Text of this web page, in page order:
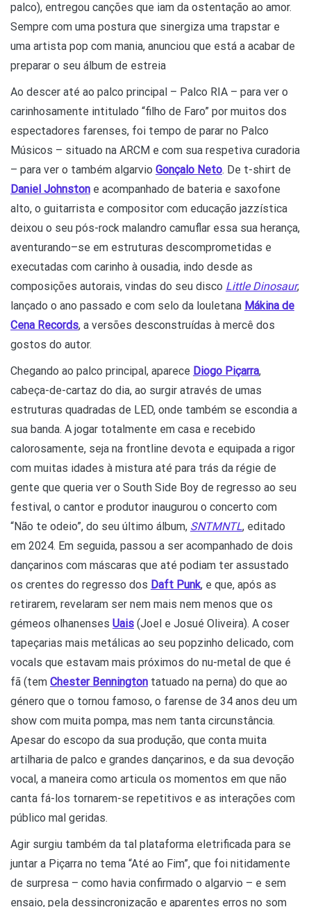
palco), entregou canções que iam da ostentação ao amor.
Sempre com uma postura que sinergiza uma trapstar e
uma artista pop com mania, anunciou que está a acabar de
preparar o seu álbum de estreia
Ao descer até ao palco principal – Palco RIA – para ver o
carinhosamente intitulado “filho de Faro” por muitos dos
espectadores farenses, foi tempo de parar no Palco
Músicos – situado na ARCM e com sua respetiva curadoria
– para ver o também algarvio Gonçalo Neto. De t-shirt de
Daniel Johnston e acompanhado de bateria e saxofone
alto, o guitarrista e compositor com educação jazzística
deixou o seu pós-rock malandro camuflar essa sua herança,
aventurando–se em estruturas descomprometidas e
executadas com carinho à ousadia, indo desde as
composições autorais, vindas do seu disco Little Dinosaur,
lançado o ano passado e com selo da louletana Mákina de
Cena Records, a versões desconstruídas à mercê dos
gostos do autor.
Chegando ao palco principal, aparece Diogo Piçarra,
cabeça-de-cartaz do dia, ao surgir através de umas
estruturas quadradas de LED, onde também se escondia a
sua banda. A jogar totalmente em casa e recebido
calorosamente, seja na frontline devota e equipada a rigor
com muitas idades à mistura até para trás da régie de
gente que queria ver o South Side Boy de regresso ao seu
festival, o cantor e produtor inaugurou o concerto com
“Não te odeio”, do seu último álbum, SNTMNTL, editado
em 2024. Em seguida, passou a ser acompanhado de dois
dançarinos com máscaras que até podiam ter assustado
os crentes do regresso dos Daft Punk, e que, após as
retirarem, revelaram ser nem mais nem menos que os
gémeos olhanenses Uais (Joel e Josué Oliveira). A coser
tapeçarias mais metálicas ao seu popzinho delicado, com
vocals que estavam mais próximos do nu-metal de que é
fã (tem Chester Bennington tatuado na perna) do que ao
género que o tornou famoso, o farense de 34 anos deu um
show com muita pompa, mas nem tanta circunstância.
Apesar do escopo da sua produção, que conta muita
artilharia de palco e grandes dançarinos, e da sua devoção
vocal, a maneira como articula os momentos em que não
canta fá-los tornarem-se repetitivos e as interações com
público mal geridas.
Agir surgiu também da tal plataforma eletrificada para se
juntar a Piçarra no tema “Até ao Fim”, que foi nitidamente
de surpresa – como havia confirmado o algarvio – e sem
ensaio, pela dessincronização e aparentes erros no som